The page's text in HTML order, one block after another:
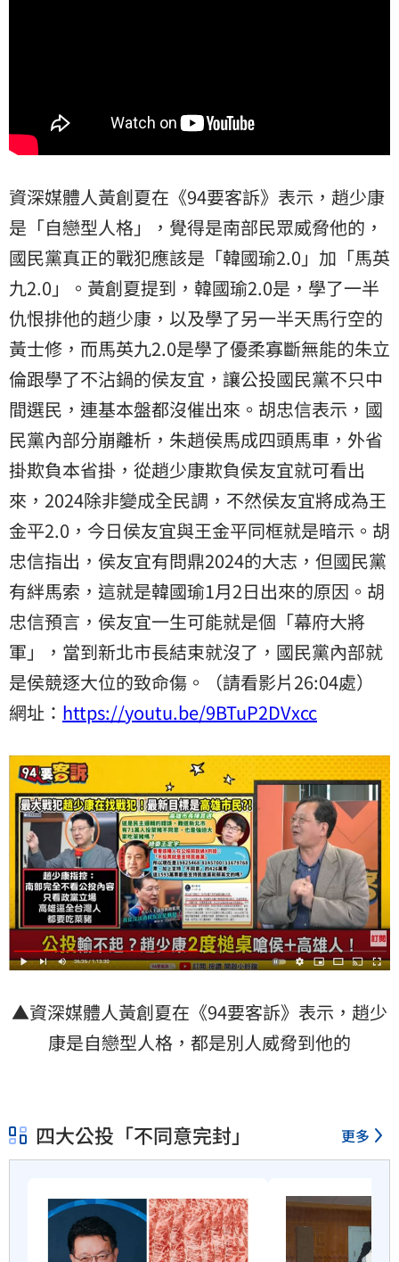
資深媒體人黃創夏在《94要客訴》表示，趙少康
是「自戀型人格」，覺得是南部民眾威脅他的，
國民黨真正的戰犯應該是「韓國瑜2.0」加「馬英
九2.0」。黃創夏提到，韓國瑜2.0是，學了一半
仇恨排他的趙少康，以及學了另一半天馬行空的
黃士修，而馬英九2.0是學了優柔寡斷無能的朱立
倫跟學了不沾鍋的侯友宜，讓公投國民黨不只中
間選民，連基本盤都沒催出來。胡忠信表示，國
民黨內部分崩離析，朱趙侯馬成四頭馬車，外省
掛欺負本省掛，從趙少康欺負侯友宜就可看出
來，2024除非變成全民調，不然侯友宜將成為王
金平2.0，今日侯友宜與王金平同框就是暗示。胡
忠信指出，侯友宜有問鼎2024的大志，但國民黨
有絆馬索，這就是韓國瑜1月2日出來的原因。胡
忠信預言，侯友宜一生可能就是個「幕府大將
軍」，當到新北市長結束就沒了，國民黨內部就
是侯競逐大位的致命傷。（請看影片26:04處）
網址： https://youtu.be/9BTuP2DVxcc
▲資深媒體人黃創夏在《94要客訴》表示， 趙少
康是自戀型人格，都是別人威脅到他的
四大公投「不同意完封」 更多